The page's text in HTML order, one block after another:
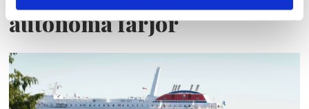
autonoma färjor